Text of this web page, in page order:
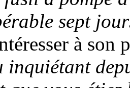
sept
à
inquiétant